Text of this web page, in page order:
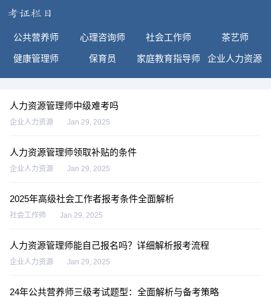
公共营养师 心理咨询师 社会工作师 茶艺师
健康管理师 保育员 家庭教育指导师 企业人力资源
人力资源管理师中级难考吗
企业人力资源 Jan 29, 2025
人力资源管理师领取补贴的条件
企业人力资源 Jan 29, 2025
2025年高级社会工作者报考条件全面解析
社会工作师 Jan 29, 2025
人力资源管理师能自己报名吗？详细解析报考流程
企业人力资源 Jan 29, 2025
24年公共营养师三级考试题型：全面解析与备考策略